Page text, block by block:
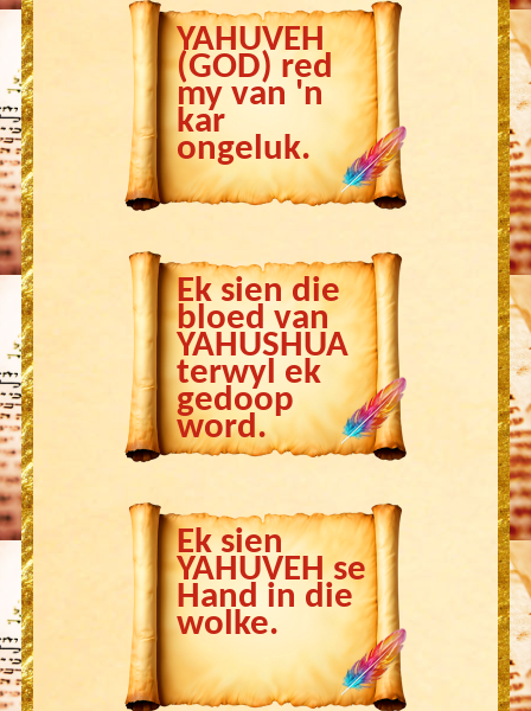
YAHUVEH
(GOD) red
my van 'n
kar
ongeluk.
Ek sien die
bloed van
YAHUSHUA
terwyl ek
gedoop
word.
Ek sien
YAHUVEH se
Hand in die
wolke.